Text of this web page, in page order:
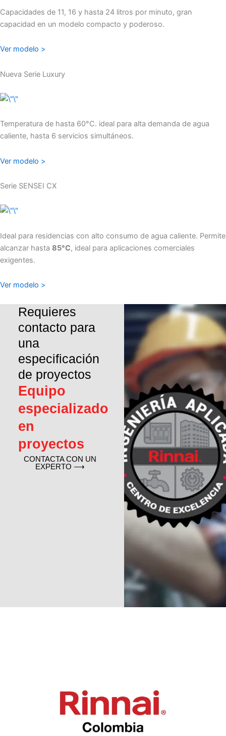
Capacidades de 11, 16 y hasta 24 litros por minuto, gran
capacidad en un modelo compacto y poderoso.
Ver modelo >
Nueva Serie Luxury
Temperatura de hasta 60°C. ideal para alta demanda de agua
caliente, hasta 6 servicios simultáneos.
Ver modelo >
Serie SENSEI CX
Ideal para residencias con alto consumo de agua caliente. Permite
alcanzar hasta 85°C, ideal para aplicaciones comerciales
exigentes.
Ver modelo >
Requieres
contacto para
una
especificación
de proyectos
Equipo
especializado
en
proyectos
CONTACTA CON UN
EXPERTO ⟶